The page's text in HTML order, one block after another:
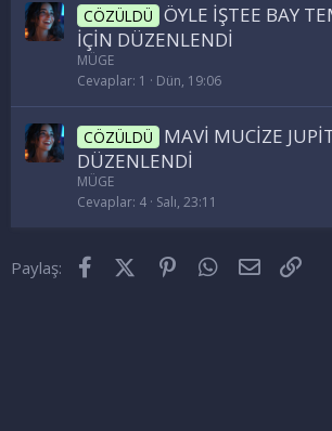
CÖZÜLDÜ ÖYLE İŞTEE BAY
İÇİN DÜZENLENDİ
MÜGE
Cevaplar 1 Dün, 19:06
CÖZÜLDÜ
MAVİ MUCİZE
DÜZENLENDİ
MÜGE
Cevaplar 4 Salı, 23:11
Paylaş: FacebookX (Twitter)PinterestWhatsApp
E-posta